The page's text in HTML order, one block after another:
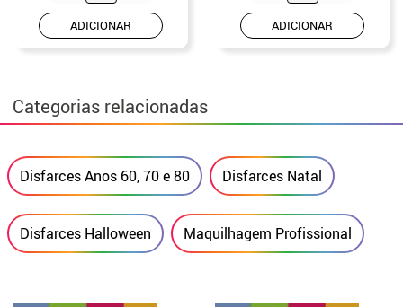
ADICIONAR ADICIONAR
Categorias relacionadas
Disfarces Anos 60, 70 e 80 Disfarces Natal
Disfarces Halloween Maquilhagem Profissional